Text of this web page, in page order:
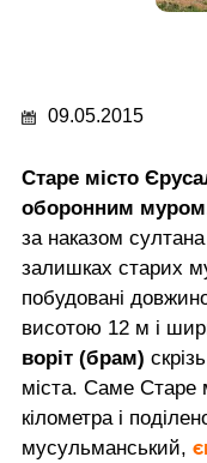
09.05.2015
Старе місто
оборонним муром
за наказом султана
залишках старих
побудовані
висотою 12 м і
воріт (брам)
міста. Саме Старе
кілометра і
мусульманський,